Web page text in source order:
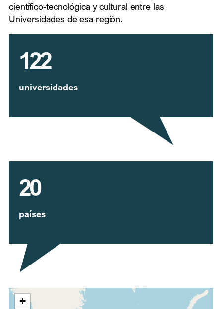
científico-tecnológica y cultural entre las
Universidades de esa región.
122
universidades
20
países
+
Expandir mapa